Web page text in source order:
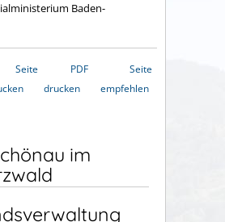
Baden-
Seite
PDF
drucken
Seite
empfehlen
im